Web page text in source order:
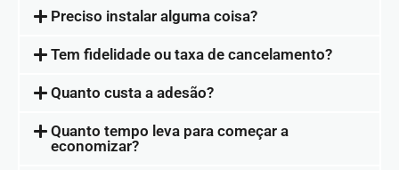
Preciso instalar alguma coisa?
Tem fidelidade ou taxa de cancelamento?
Quanto custa a adesão?
Quanto tempo leva para começar a
economizar?